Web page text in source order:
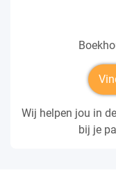
Wij helpen jou in
bij je